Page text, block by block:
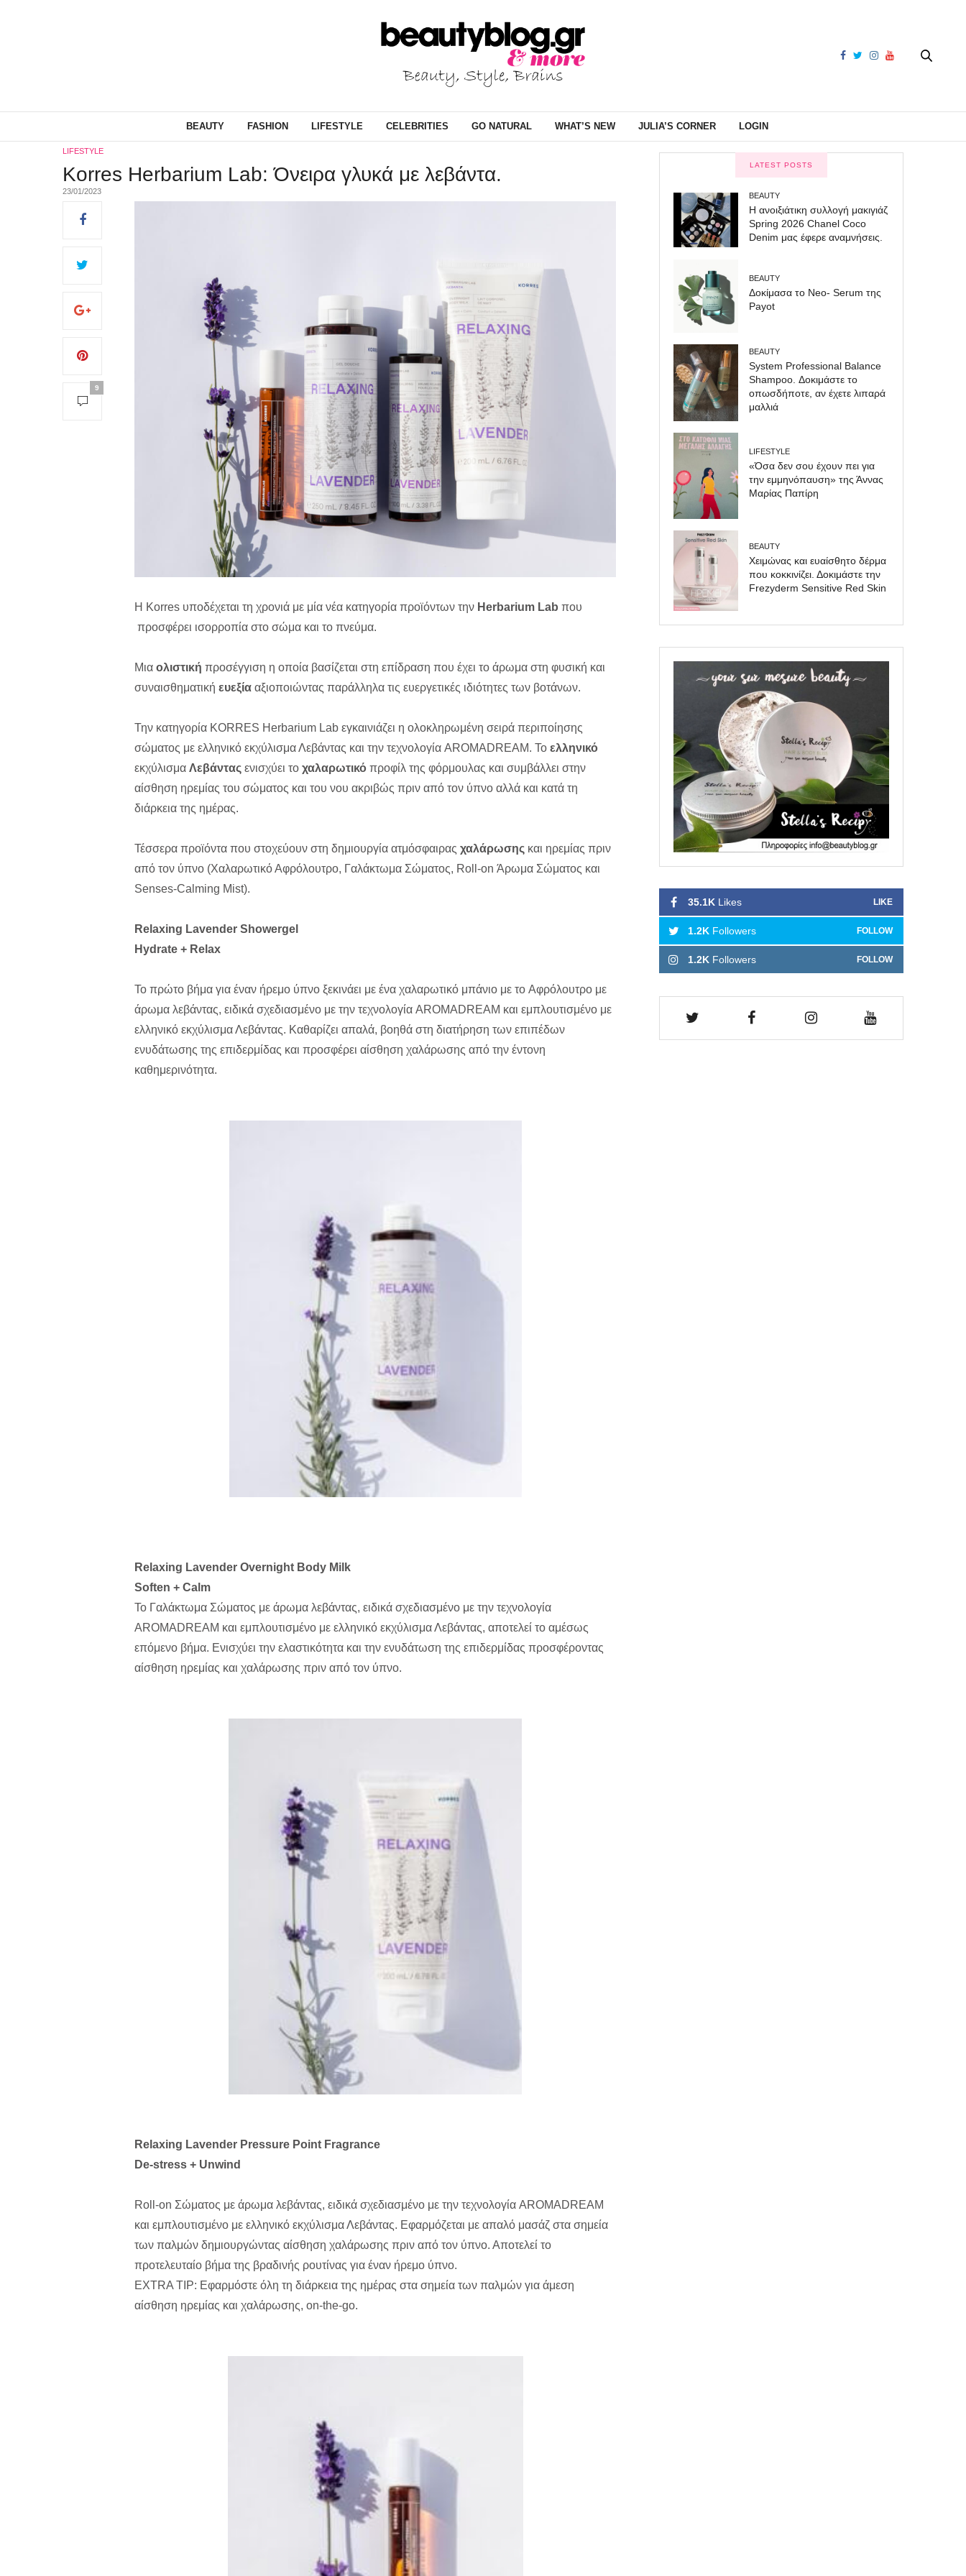
BEAUTY FASHION LIFESTYLE CELEBRITIES GO NATURAL WHAT’S NEW JULIA’S CORNER LOGIN
LIFESTYLE
Korres Herbarium Lab: Όνειρα γλυκά με λεβάντα.
23/01/2023
9
H Korres υποδέχεται τη χρονιά με μία νέα κατηγορία προϊόντων την Herbarium Lab που
προσφέρει ισορροπία στο σώμα και το πνεύμα.
Μια ολιστική προσέγγιση η οποία βασίζεται στη επίδραση που έχει το άρωμα στη φυσική και
συναισθηματική ευεξία αξιοποιώντας παράλληλα τις ευεργετικές ιδιότητες των βοτάνων.
Την κατηγορία KORRES Ηerbarium Lab εγκαινιάζει η ολοκληρωμένη σειρά περιποίησης
σώματος με ελληνικό εκχύλισμα Λεβάντας και την τεχνολογία AROMADREAM. Το ελληνικό
εκχύλισμα Λεβάντας ενισχύει το χαλαρωτικό προφίλ της φόρμουλας και συμβάλλει στην
αίσθηση ηρεμίας του σώματος και του νου ακριβώς πριν από τον ύπνο αλλά και κατά τη
διάρκεια της ημέρας.
Τέσσερα προϊόντα που στοχεύουν στη δημιουργία ατμόσφαιρας χαλάρωσης και ηρεμίας πριν
από τον ύπνο (Χαλαρωτικό Αφρόλουτρο, Γαλάκτωμα Σώματος, Roll-on Άρωμα Σώματος και
Senses-Calming Μist).
Relaxing Lavender Showergel
Hydrate + Relax
Το πρώτο βήμα για έναν ήρεμο ύπνο ξεκινάει με ένα χαλαρωτικό μπάνιο με το Aφρόλουτρο με
άρωμα λεβάντας, ειδικά σχεδιασμένο με την τεχνολογία AROMADREAM και εμπλουτισμένο με
ελληνικό εκχύλισμα Λεβάντας. Καθαρίζει απαλά, βοηθά στη διατήρηση των επιπέδων
ενυδάτωσης της επιδερμίδας και προσφέρει αίσθηση χαλάρωσης από την έντονη
καθημερινότητα.
Relaxing Lavender Overnight Body Milk
Soften + Calm
Το Γαλάκτωμα Σώματος με άρωμα λεβάντας, ειδικά σχεδιασμένο με την τεχνολογία
AROMADREAM και εμπλουτισμένο με ελληνικό εκχύλισμα Λεβάντας, αποτελεί το αμέσως
επόμενο βήμα. Ενισχύει την ελαστικότητα και την ενυδάτωση της επιδερμίδας προσφέροντας
αίσθηση ηρεμίας και χαλάρωσης πριν από τον ύπνο.
Relaxing Lavender Pressure Point Fragrance
De-stress + Unwind
Roll-on Σώματος με άρωμα λεβάντας, ειδικά σχεδιασμένο με την τεχνολογία AROMADREAM
και εμπλουτισμένο με ελληνικό εκχύλισμα Λεβάντας. Εφαρμόζεται με απαλό μασάζ στα σημεία
των παλμών δημιουργώντας αίσθηση χαλάρωσης πριν από τον ύπνο. Αποτελεί το
προτελευταίο βήμα της βραδινής ρουτίνας για έναν ήρεμο ύπνο.
EXTRA TIP: Εφαρμόστε όλη τη διάρκεια της ημέρας στα σημεία των παλμών για άμεση
αίσθηση ηρεμίας και χαλάρωσης, on-the-go.
LATEST POSTS
BEAUTY
Η ανοιξιάτικη συλλογή μακιγιάζ
Spring 2026 Chanel Coco
Denim μας έφερε αναμνήσεις.
BEAUTY
Δοκίμασα το Neo- Serum της
Payot
BEAUTY
System Professional Balance
Shampoo. Δοκιμάστε το
οπωσδήποτε, αν έχετε λιπαρά
μαλλιά
LIFESTYLE
«Όσα δεν σου έχουν πει για
την εμμηνόπαυση» της Άννας
Μαρίας Παπίρη
BEAUTY
Χειμώνας και ευαίσθητο δέρμα
που κοκκινίζει. Δοκιμάστε την
Frezyderm Sensitive Red Skin
35.1K Likes LIKE
1.2K Followers FOLLOW
1.2K Followers FOLLOW